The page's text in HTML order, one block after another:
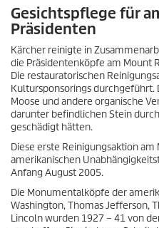
Gesichtspflege für
Präsidenten
Kärcher reinigte in
die Präsidentenköpfe am Mount
Die restauratorischen
Kultursponsorings durchgeführt.
Moose und andere organische
darunter befindlichen Stein
geschädigt hätten.
Diese erste Reinigungsaktion
amerikanischen
Anfang August 2005.
Die Monumentalköpfe der
Washington, Thomas Jefferson,
Lincoln wurden 1927 – 41 von